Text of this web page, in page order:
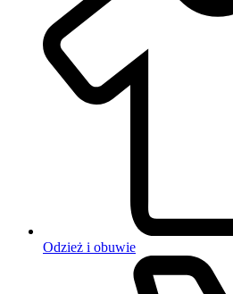
Odzież i obuwie